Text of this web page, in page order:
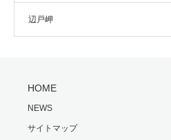
辺戸岬
HOME
NEWS
サイトマップ